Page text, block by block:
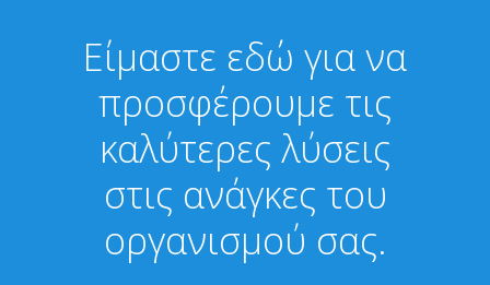
Είμαστε εδώ για να
προσφέρουμε τις
καλύτερες λύσεις
στις ανάγκες του
οργανισμού σας.